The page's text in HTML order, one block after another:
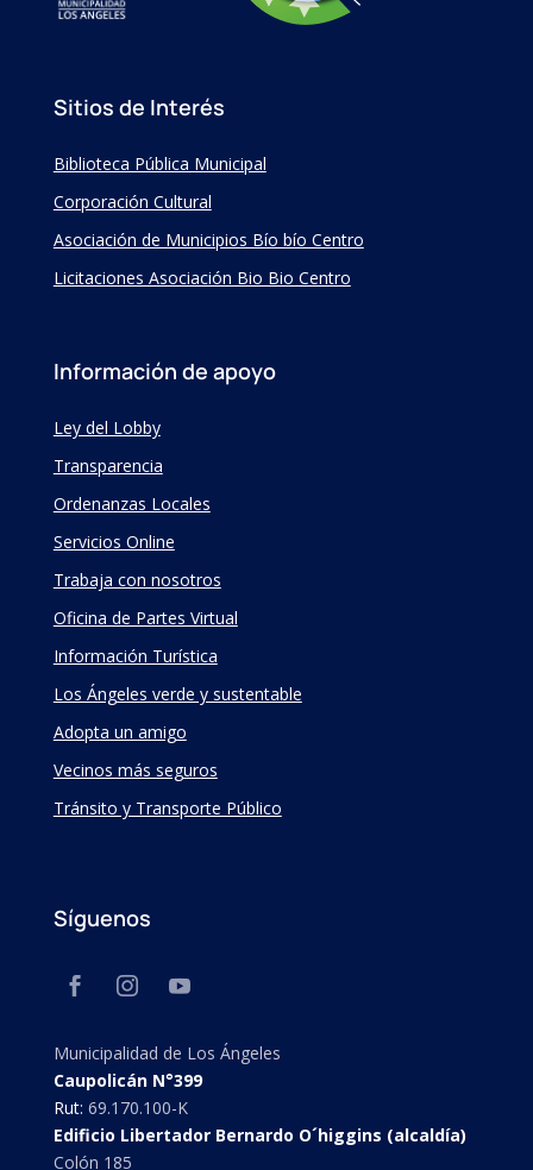
Sitios de Interés
Biblioteca Pública Municipal
Corporación Cultural
Asociación de Municipios Bío bío Centro
Licitaciones Asociación Bio Bio Centro
Información de apoyo
Ley del Lobby
Transparencia
Ordenanzas Locales
Servicios Online
Trabaja con nosotros
Oficina de Partes Virtual
Información Turística
Los Ángeles verde y sustentable
Adopta un amigo
Vecinos más seguros
Tránsito y Transporte Público
Síguenos
Municipalidad de Los Ángeles
Caupolicán N°399
Rut: 69.170.100-K
Edificio Libertador Bernardo O´higgins (alcaldía)
Colón 185